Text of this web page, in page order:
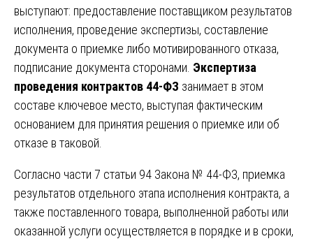
выступают: предоставление поставщиком результатов
исполнения, проведение экспертизы, составление
документа о приемке либо мотивированного отказа,
подписание документа сторонами. Экспертиза
проведения контрактов 44-ФЗ занимает в этом
составе ключевое место, выступая фактическим
основанием для принятия решения о приемке или об
отказе в таковой.
Согласно части 7 статьи 94 Закона № 44-ФЗ, приемка
результатов отдельного этапа исполнения контракта, а
также поставленного товара, выполненной работы или
оказанной услуги осуществляется в порядке и в сроки,